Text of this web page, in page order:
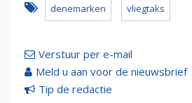
denemarken vliegtaks
Verstuur per e-mail
Meld u aan voor de nieuwsbrief
Tip de redactie